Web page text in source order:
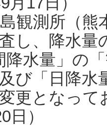
観測所（熊
し、降水
降水量」の
び「日降
更となっ
日）